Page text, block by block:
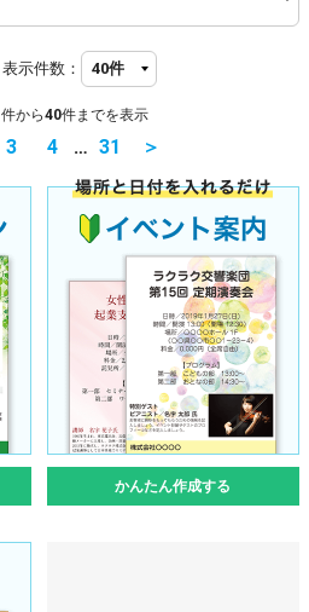
表示件数：
件から40件までを表示
3 4 … 31 ＞
かんたん作成する